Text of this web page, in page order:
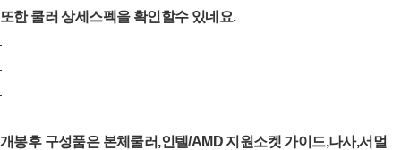
또한 쿨러 상세스펙을 확인할수 있네요.
개봉후 구성품은 본체쿨러,인텔/AMD 지원소켓 가이드,나사,서멀